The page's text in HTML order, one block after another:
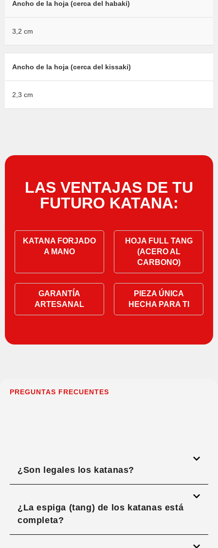
Ancho de la hoja (cerca del habaki)
3,2 cm
Ancho de la hoja (cerca del kissaki)
2,3 cm
LAS VENTAJAS DE TU
FUTURO KATANA:
KATANA FORJADO
A MANO
HOJA FULL TANG
(ACERO AL
CARBONO)
GARANTÍA
ARTESANAL
PIEZA ÚNICA
HECHA PARA TI
PREGUNTAS FRECUENTES
¿Son legales los katanas?
¿La espiga (tang) de los katanas está
completa?